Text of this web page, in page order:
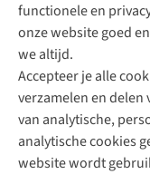
functionele en
onze website goed
we altijd.
Accepteer je alle
verzamelen en delen
van analytische,
analytische cookies
website wordt
Direct advies van
+31 (0)85 888 50
+31 6 12 28 49 80